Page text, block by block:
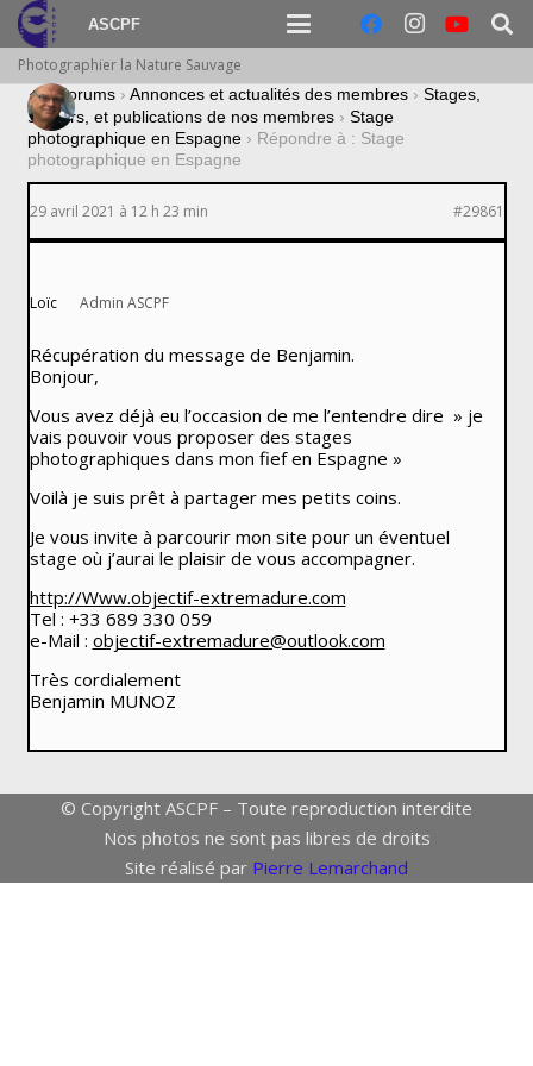
ASCPF
Photographier la Nature Sauvage
› Forums › Annonces et actualités des membres › Stages,
Séjours, et publications de nos membres › Stage
photographique en Espagne › Répondre à : Stage
photographique en Espagne
29 avril 2021 à 12 h 23 min #29861
Loïc Admin ASCPF
Récupération du message de Benjamin.
Bonjour,
Vous avez déjà eu l’occasion de me l’entendre dire » je
vais pouvoir vous proposer des stages
photographiques dans mon fief en Espagne »
Voilà je suis prêt à partager mes petits coins.
Je vous invite à parcourir mon site pour un éventuel
stage où j’aurai le plaisir de vous accompagner.
http://Www.objectif-extremadure.com
Tel : +33 689 330 059
e-Mail : objectif-extremadure@outlook.com
Très cordialement
Benjamin MUNOZ
© Copyright ASCPF – Toute reproduction interdite
Nos photos ne sont pas libres de droits
Site réalisé par Pierre Lemarchand